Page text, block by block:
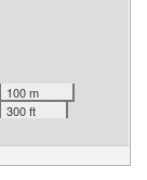
100 m
300 ft